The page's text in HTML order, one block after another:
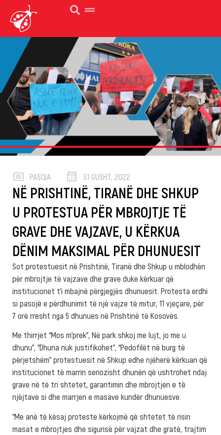
PASOJA 31 GUSHT, 2022
NË PRISHTINË, TIRANË DHE SHKUP
U PROTESTUA PËR MBROJTJE TË
GRAVE DHE VAJZAVE, U KËRKUA
DËNIM MAKSIMAL PËR DHUNUESIT
Sot protestuesit në Prishtinë, Tiranë dhe Shkup u mblodhën
për mbrojtje të vajzave dhe grave duke kërkuar që
institucionet t’i mbajnë përgjegjës dhunuesit. Protesta erdhi
si pasojë e përdhunimit të një vajze të mitur, 11 vjeçare, për
7 orë rresht nga 5 dhunues në Prishtinë të Kosovës.
Me thirrjet “Mos m’prek”, Në park shkoj me lujt, jo me u
dhunu”, “Dhuna nuk justifikohet”, “Pedofilët në burg të
përjetshëm” protestuesit në Shkup edhe njëherë kërkuan që
institucionet të marrin seriozisht dhunën që ushtrohet ndaj
grave në të tri shtetet, garantimin dhe mbrojtjen e të
njëjtave si dhe marrjen e masave kundër dhunuesve.
“Me anë të kësaj proteste kërkojmë që shtetet të risin
masat e mbrojtjes dhe sigurisë për vajzat dhe gratë, trajtim